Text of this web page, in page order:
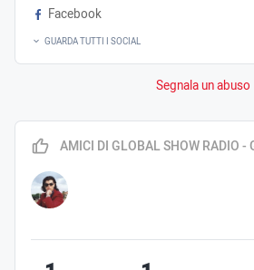
Facebook
GUARDA TUTTI I SOCIAL
Segnala un abuso
AMICI DI GLOBAL SHOW RADIO -